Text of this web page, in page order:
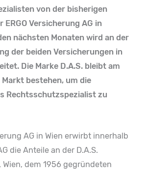
von der bisherigen
ERGO Versicherung AG in
nächsten Monaten wird an der
der beiden Versicherungen in
Die Marke D.A.S. bleibt am
bestehen, um die
Rechtsschutzspezialist zu
AG in Wien erwirbt innerhalb
die Anteile an der D.A.S.
Wien, dem 1956 gegründeten